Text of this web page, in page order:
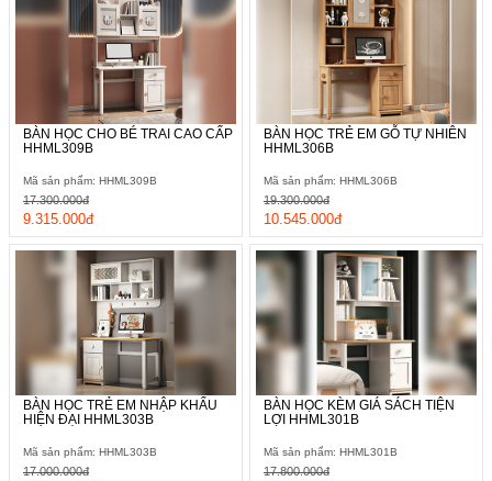
BÀN HỌC CHO BÉ TRAI CAO CẤP
HHML309B
Mã sản phẩm: HHML309B
9.315.000đ
17.300.000đ
BÀN HỌC TRẺ EM GỖ TỰ NHIÊN
HHML306B
Mã sản phẩm: HHML306B
10.545.000đ
19.300.000đ
BÀN HỌC TRẺ EM NHẬP KHẨU
HIỆN ĐẠI HHML303B
Mã sản phẩm: HHML303B
17.000.000đ
BÀN HỌC KÈM GIÁ SÁCH TIỆN
LỢI HHML301B
Mã sản phẩm: HHML301B
17.800.000đ